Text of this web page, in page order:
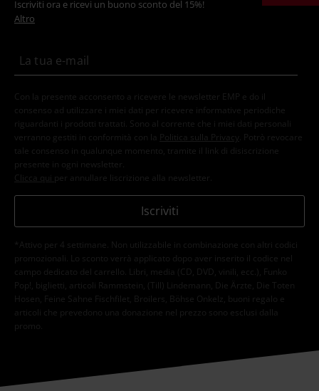
Iscriviti ora e ricevi un buono sconto del 15%!
Altro
Con la presente acconsento a ricevere le newsletter EMP e do il
consenso ad utilizzare i miei dati per ricevere informative periodiche
riguardanti i prodotti trattati. Sono al corrente che i miei dati personali
verranno gestiti in conformità con la
Politica sulla Privacy
. Potrò revocare
tale consenso in qualunque momento, tramite il link di disiscrizione
presente in ogni newsletter.
Clicca qui per annullare liscrizione alla newsletter.
Iscriviti
*Attivo per 4 settimane. Non utilizzabile in combinazione con altri codici
promozionali. Lo sconto verrà applicato dopo aver inserito il codice nel
campo dedicato del carrello. Libri, media (CD, DVD, vinili, ecc.), Funko
Pop!, biglietti, articoli Rammstein, (Till) Lindemann, Die Ärzte, Die Toten
Hosen, Feine Sahne Fischfilet, Broilers, Böhse Onkelz, buoni regalo e
articoli che prevedono una donazione nel prezzo sono esclusi dalla
promo.